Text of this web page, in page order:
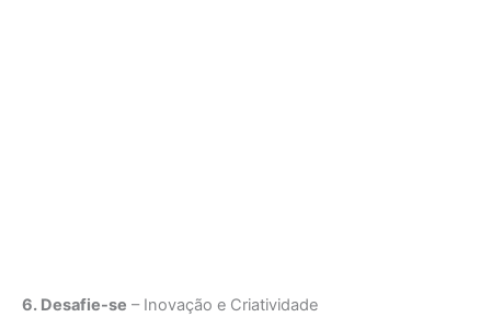
6. Desafie-se – Inovação e Criatividade